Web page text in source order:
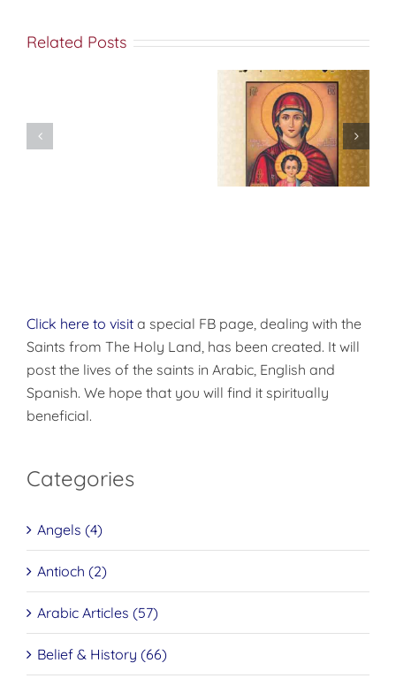
Related Posts
Click here to visit a special FB page, dealing with the
Saints from The Holy Land, has been created. It will
post the lives of the saints in Arabic, English and
Spanish. We hope that you will find it spiritually
beneficial.
Categories
Angels (4)
Antioch (2)
Arabic Articles (57)
Belief & History (66)